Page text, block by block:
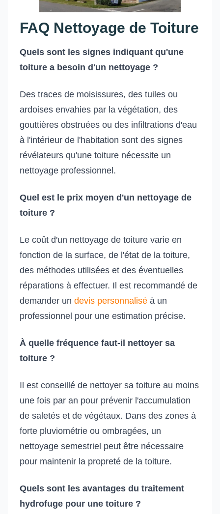
FAQ Nettoyage de Toiture
Quels sont les signes indiquant qu'une
toiture a besoin d'un nettoyage ?
Des traces de moisissures, des tuiles ou
ardoises envahies par la végétation, des
gouttières obstruées ou des infiltrations d'eau
à l'intérieur de l'habitation sont des signes
révélateurs qu'une toiture nécessite un
nettoyage professionnel.
Quel est le prix moyen d'un nettoyage de
toiture ?
Le coût d'un nettoyage de toiture varie en
fonction de la surface, de l'état de la toiture,
des méthodes utilisées et des éventuelles
réparations à effectuer. Il est recommandé de
demander un devis personnalisé à un
professionnel pour une estimation précise.
À quelle fréquence faut-il nettoyer sa
toiture ?
Il est conseillé de nettoyer sa toiture au moins
une fois par an pour prévenir l'accumulation
de saletés et de végétaux. Dans des zones à
forte pluviométrie ou ombragées, un
nettoyage semestriel peut être nécessaire
pour maintenir la propreté de la toiture.
Quels sont les avantages du traitement
hydrofuge pour une toiture ?